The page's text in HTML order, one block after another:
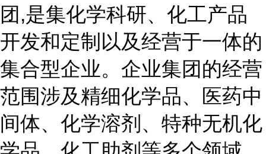
团,是集化学科研、化工产品
开发和定制以及经营于一体的
集合型企业。企业集团的经营
范围涉及精细化学品、医药中
间体、化学溶剂、特种无机化